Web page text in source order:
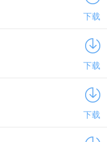
下载
下载
下载